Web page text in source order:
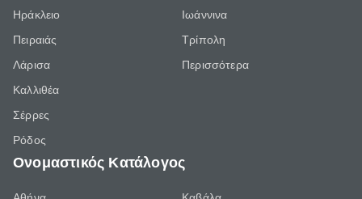
Ηράκλειο
Πειραιάς
Λάρισα
Καλλιθέα
Σέρρες
Ρόδος
Ιωάννινα
Τρίπολη
Περισσότερα
Ονομαστικός Κατάλογος